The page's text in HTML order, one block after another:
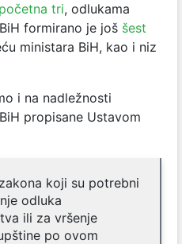
tri, odlukama
formirano je još šest
ministara BiH, kao i niz
i na nadležnosti
propisane Ustavom
koji su potrebni
odluka
ili za vršenje
po ovom